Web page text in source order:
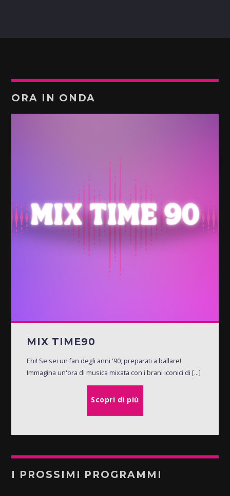
ORA IN ONDA
MIX TIME90
Ehi! Se sei un fan degli anni '90, preparati a ballare!
Immagina un'ora di musica mixata con i brani iconici di [...]
Scopri di più
I PROSSIMI PROGRAMMI